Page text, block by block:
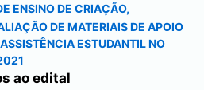
ENSINO DE CRIAÇÃO,
DE MATERIAIS DE APOIO
ESTUDANTIL NO
ao edital